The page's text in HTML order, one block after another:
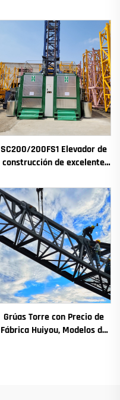
SC200/200FS1 Elevador de
construcción de excelente
pozos de ascensores,
destinado a Argelia
Grúas Torre con Precio de
Fábrica Huiyou, Modelos de